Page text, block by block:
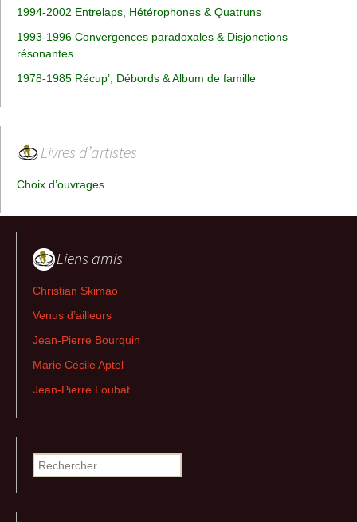
1994-2002 Entrelaps, Hétérophones & Quatruns
1993-1996 Convergences paradoxales & Disjonctions
résonantes
1978-1985 Récup’, Débords & Album de famille
Livres d’artistes
Choix d’ouvrages
Liens amis
Christian Skimao
Venus d’ailleurs
Jean-Pierre Bourquin
Marie Cécile Aptel
Jean-Pierre Loubat
Rechercher :